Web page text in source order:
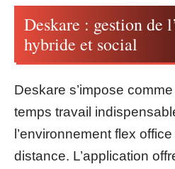
Deskare : gestion de
hybride et social
Deskare s’impose
temps travail
l’environnement flex
distance. L’application